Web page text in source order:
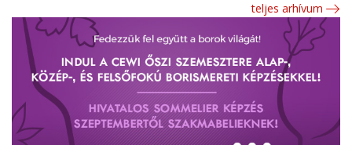
teljes arhívum